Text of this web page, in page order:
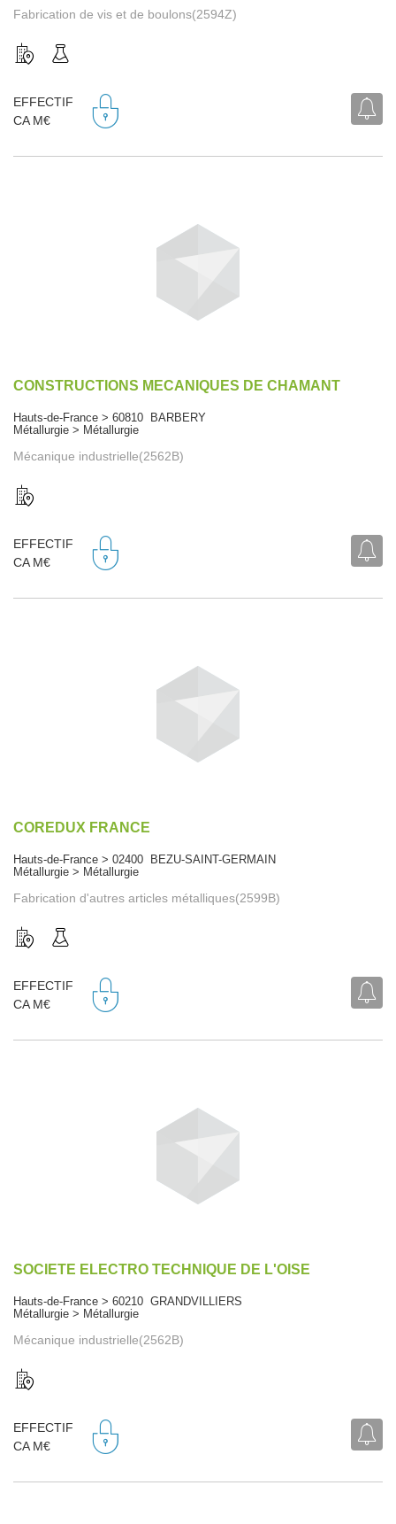
Fabrication de vis et de boulons(2594Z)
EFFECTIF
CA M€
CONSTRUCTIONS MECANIQUES DE CHAMANT
Hauts-de-France > 60810 BARBERY
Métallurgie > Métallurgie
Mécanique industrielle(2562B)
EFFECTIF
CA M€
COREDUX FRANCE
Hauts-de-France > 02400 BEZU-SAINT-GERMAIN
Métallurgie > Métallurgie
Fabrication d'autres articles métalliques(2599B)
EFFECTIF
CA M€
SOCIETE ELECTRO TECHNIQUE DE L'OISE
Hauts-de-France > 60210 GRANDVILLIERS
Métallurgie > Métallurgie
Mécanique industrielle(2562B)
EFFECTIF
CA M€